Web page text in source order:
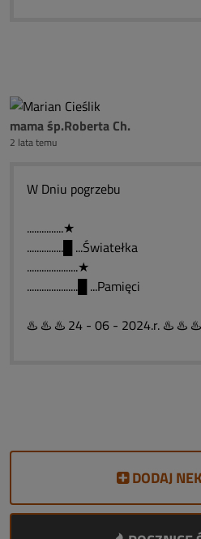
mama śp.Roberta Ch.
2 lata temu
W Dniu pogrzebu
...............★
...............█ ...Światełka
.....................★
.....................█ ...Pamięci
♨️ ♨️ ♨️ 24 - 06 - 2024.r. ♨️ ♨️ ♨️
DODAJ